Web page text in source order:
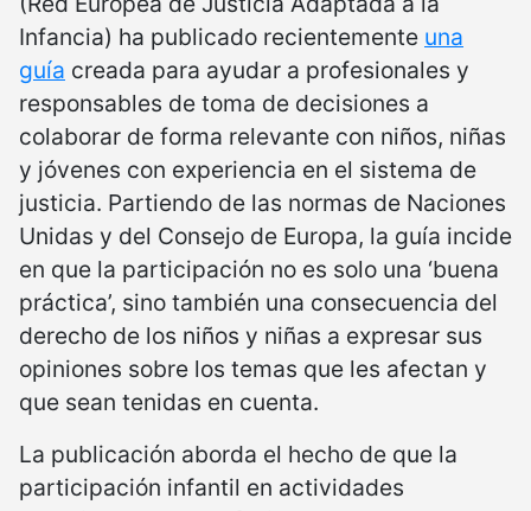
Infancia) ha publicado recientemente una
guía creada para ayudar a profesionales y
responsables de toma de decisiones a
colaborar de forma relevante con niños, niñas
y jóvenes con experiencia en el sistema de
justicia. Partiendo de las normas de Naciones
Unidas y del Consejo de Europa, la guía incide
en que la participación no es solo una ‘buena
práctica’, sino también una consecuencia del
derecho de los niños y niñas a expresar sus
opiniones sobre los temas que les afectan y
que sean tenidas en cuenta.
La publicación aborda el hecho de que la
participación infantil en actividades